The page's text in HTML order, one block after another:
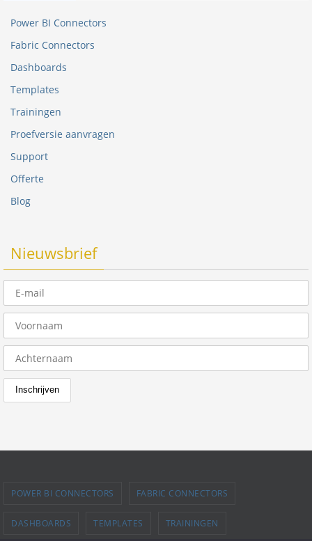
Power BI Connectors
Fabric Connectors
Dashboards
Templates
Trainingen
Proefversie aanvragen
Support
Offerte
Blog
Nieuwsbrief
POWER BI CONNECTORS FABRIC CONNECTORS
DASHBOARDS TEMPLATES TRAININGEN